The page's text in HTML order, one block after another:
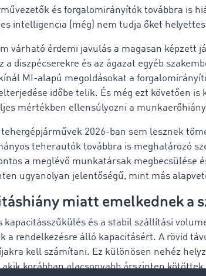
és forgalomirányítók továbbra is
intelligencia (még) nem tudja őket
várható érdemi javulás a magasan képzett
a diszpécserekre és az ágazat egyéb
MI-alapú megoldásokat a
időbe telik. És még ezt követően is
mértékben ellensúlyozni a
2026-ban sem lesznek
teherautók továbbra is meghatározó
a meglévő munkatársak megbecsülése
ugyanolyan jelentőségű, mint más
miatt emelkednek a
kapacitásszűkülés és a stabil szállítási
a rendelkezésre álló kapacitásért. A rövid
kell számítani. Ez különösen nehéz
korábban alacsonyabb árszinten kötöttek